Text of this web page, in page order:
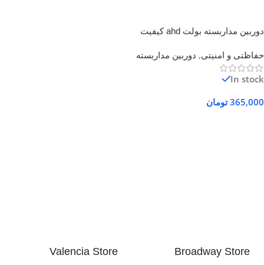
دوربین مداربسته بولت ahd کیفیت
حفاظتی و امنیتی, دوربین مداربسته
In stock
365,000 تومان
Broadway Store
Valencia Store